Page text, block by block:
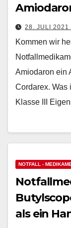
28. JULI 2021
Kommen wir
Amiodaron ein
Cordarex. Was
Klasse III
NOTFALL -
als ein